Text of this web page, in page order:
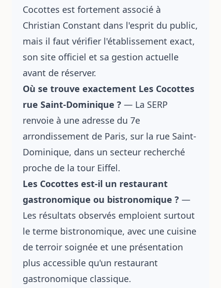
Cocottes est fortement associé à
Christian Constant dans l'esprit du public,
mais il faut vérifier l'établissement exact,
son site officiel et sa gestion actuelle
avant de réserver.
Où se trouve exactement Les Cocottes
rue Saint-Dominique ? — La SERP
renvoie à une adresse du 7e
arrondissement de Paris, sur la rue Saint-
Dominique, dans un secteur recherché
proche de la tour Eiffel.
Les Cocottes est-il un restaurant
gastronomique ou bistronomique ? —
Les résultats observés emploient surtout
le terme bistronomique, avec une cuisine
de terroir soignée et une présentation
plus accessible qu'un restaurant
gastronomique classique.